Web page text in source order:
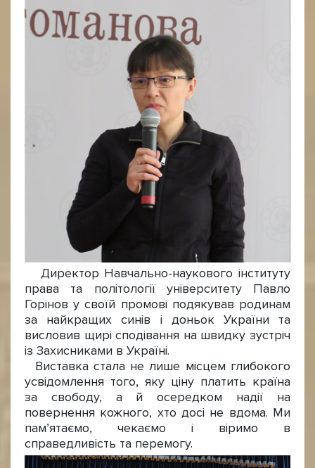
Директор Навчально-наукового інституту
права та політології університету Павло
Горінов у своїй промові подякував родинам
за найкращих синів і доньок України та
висловив щирі сподівання на швидку зустріч
із Захисниками в Україні.
Виставка стала не лише місцем глибокого
усвідомлення того, яку ціну платить країна
за свободу, а й осередком надії на
повернення кожного, хто досі не вдома. Ми
пам’ятаємо, чекаємо і віримо в
справедливість та перемогу.